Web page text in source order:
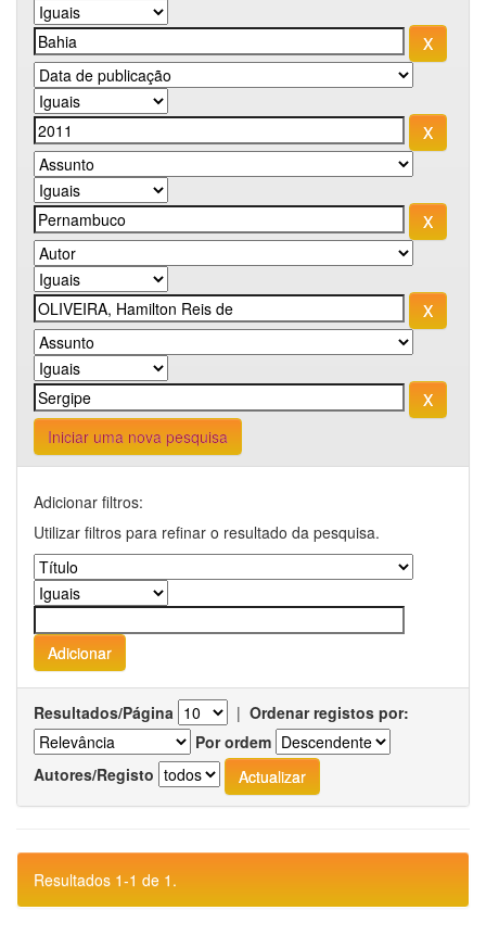
Iniciar uma nova pesquisa
Adicionar filtros:
Utilizar filtros para refinar o resultado da pesquisa.
Resultados/Página | Ordenar registos por:
Por ordem
Autores/Registo
Resultados 1-1 de 1.